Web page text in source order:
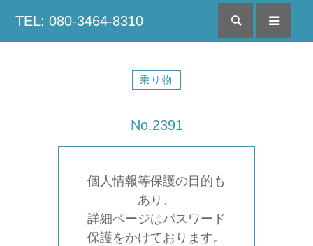
TEL: 080-3464-8310 検索
乗り物
No.2391
個人情報等保護の目的も
あり、
詳細ページはパスワード
保護をかけております。